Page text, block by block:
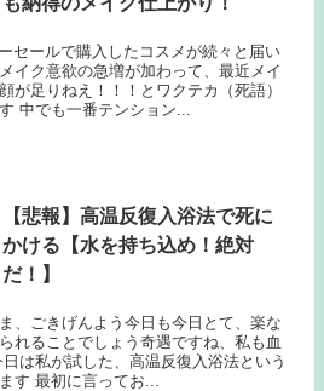
セールで購入したコスメが続々と届い
イク意欲の急増が加わって、最近メイ
が足りねえ！！！とワクテカ（死語）
中でも一番テンション...
【悲報】高温反復入浴法で死に
かける【水を持ち込め！絶対
だ！】
、ごきげんよう今日も今日とて、楽な
れることでしょう奇遇ですね、私も血
は私が試した、高温反復入浴法という
す 最初に言ってお...